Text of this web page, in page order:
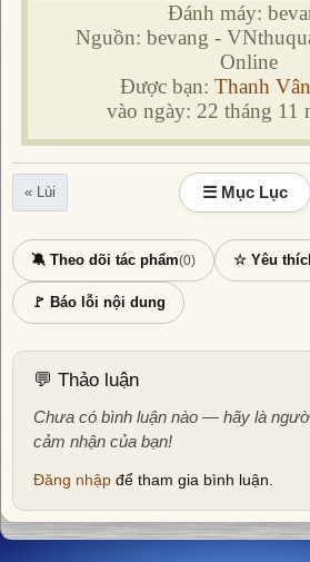
Đánh máy:
Nguồn: bevang -
Online
Được bạn: Thanh Vân
vào ngày: 22 tháng 11
« Lùi ☰ Mục Lục
🔕 Theo dõi tác phẩm(0) ☆ Yêu
🚩 Báo lỗi nội dung
💬 Thảo luận
Chưa có bình luận nào — hãy là
cảm nhận của bạn!
Đăng nhập để tham gia bình luận.